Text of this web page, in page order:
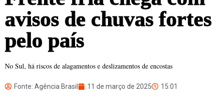
avisos de chuvas fortes
pelo país
No Sul, há riscos de alagamentos e deslizamentos de encostas
Fonte: Agência Brasil 11 de março de 2025 15:01